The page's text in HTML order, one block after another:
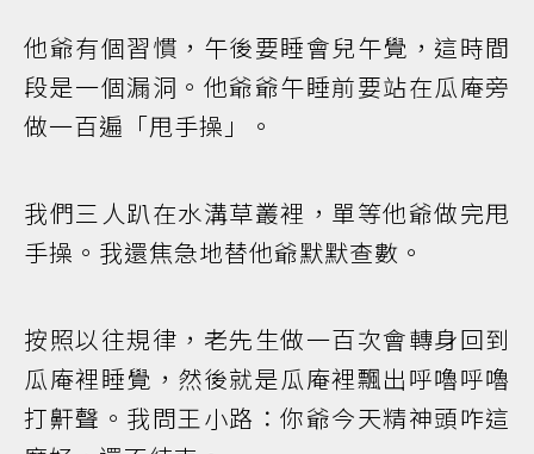
他爺有個習慣，午後要睡會兒午覺，這時間
段是一個漏洞。他爺爺午睡前要站在瓜庵旁
做一百遍「甩手操」。
我們三人趴在水溝草叢裡，單等他爺做完甩
手操。我還焦急地替他爺默默查數。
按照以往規律，老先生做一百次會轉身回到
瓜庵裡睡覺，然後就是瓜庵裡飄出呼嚕呼嚕
打鼾聲。我問王小路：你爺今天精神頭咋這